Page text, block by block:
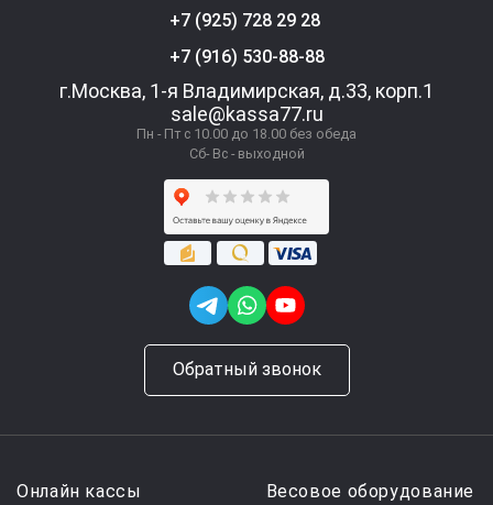
+7 (925) 728 29 28
+7 (916) 530-88-88
г.Москва, 1-я Владимирская, д.33, корп.1
sale@kassa77.ru
Пн - Пт с 10.00 до 18.00 без обеда
Сб- Вс - выходной
Обратный звонок
Онлайн кассы Весовое оборудование